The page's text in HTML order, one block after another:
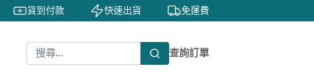
貨到付款 快速出貨 免運費
查詢訂單